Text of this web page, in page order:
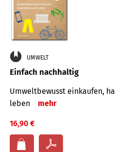
UMWELT
Einfach nachhaltig
Umweltbewusst einkaufen,
leben
mehr
16,90 €